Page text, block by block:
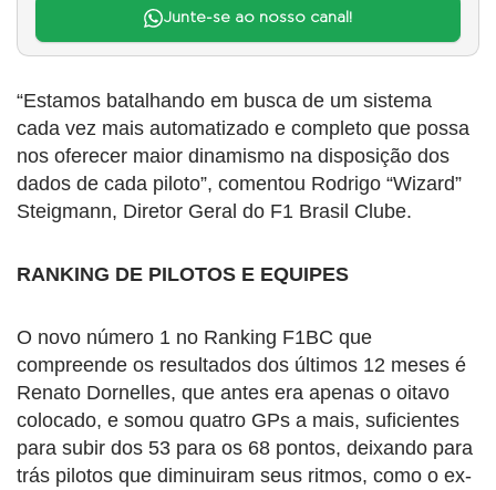
Junte-se ao nosso canal!
“Estamos batalhando em busca de um sistema
cada vez mais automatizado e completo que possa
nos oferecer maior dinamismo na disposição dos
dados de cada piloto”, comentou Rodrigo “Wizard”
Steigmann, Diretor Geral do F1 Brasil Clube.
RANKING DE PILOTOS E EQUIPES
O novo número 1 no Ranking F1BC que
compreende os resultados dos últimos 12 meses é
Renato Dornelles, que antes era apenas o oitavo
colocado, e somou quatro GPs a mais, suficientes
para subir dos 53 para os 68 pontos, deixando para
trás pilotos que diminuiram seus ritmos, como o ex-